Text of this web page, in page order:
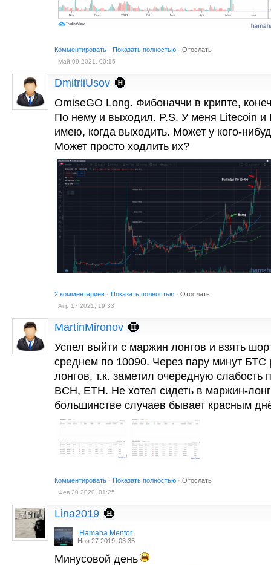
Комментировать · Показать полностью · Отослать
Май 09 2021, 00:15
DmitriiUsov
OmiseGO Long. Фибоначчи в крипте,
По нему и выходил. P.S. У меня Litecoin и
имею, когда выходить. Может у кого-
Может просто ходлить их?
2 комментариев · Показать полностью · Отослать
Апр 17 2021, 19:33
MartinMironov
Успел выйти с маржин лонгов и взять
среднем по 10090. Через пару минут
лонгов, т.к. заметил очередную слабость
BCH, ETH. Не хотел сидеть в маржин-
большинстве случаев бывает красным
Комментировать · Показать полностью · Отослать
Фев 20 2020, 01:25
Lina2019
Hamaha Mentor
Ноя 27 2019, 03:35
Минусовой день